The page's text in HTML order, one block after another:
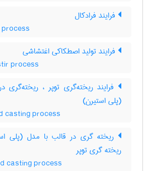
فرایند فرادکال
فرایند تولید اصطکاکی اغتشاشی
process
فرایند ریخته‌گری توپر ، ریخته‌گری
(پلی استیرن)
casting process
ریخته گری در قالب با مدل (پلی
ریخته گری توپر
casting process